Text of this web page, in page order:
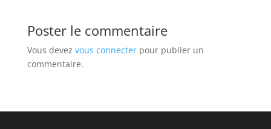
Poster le commentaire
Vous devez vous connecterpour publier un
commentaire.